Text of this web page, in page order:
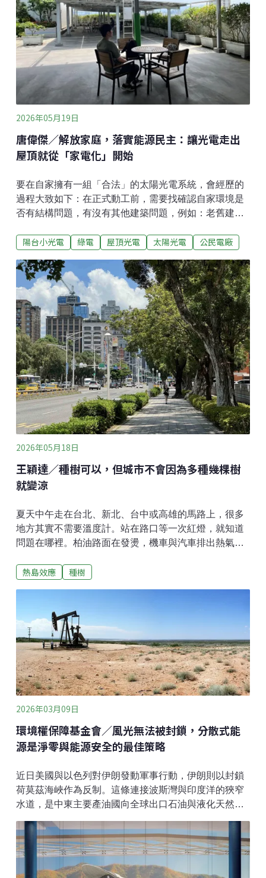
年底前達成30%面積納入保護範圍的目標，將更難實
現。此外，OECM重要的特徵以及和傳統保護區的不
同，在於它把傳統保護區的思維由「劃設禁區」轉變為
「多元治理」；由「政府主導」轉變為「社區／產業參
2026年05月19日
唐偉傑／解放家庭，落實能源民主：讓光電走出
屋頂就從「家電化」開始
要在自家擁有一組「合法」的太陽光電系統，會經歷的
過程大致如下：在正式動工前，需要找確認自家環境是
否有結構問題，有沒有其他建築問題，例如：老舊建
備案」，並處理複雜的免雜照證明；若涉及與電網的物
開端，完工後還需向能源署或地方機關申請「設備登
記」，並納入每年的光電模組回收費體系。其門檻之
高，讓參與再生能源發電成為了一種「特權」
（Privilege）。數據背後的困境——被遺忘的80%都市
公民如果說，行政程序的繁瑣尚能仰賴專業代辦，但都
會區的住宅型態，卻是民眾難以跨越的物理障礙。根據
民國109年人口及住宅普查，台灣有超過54% 的住宅為4
層樓以上的集合式住宅；在台北市與新北市，這一比例
更突破85%。這意味著，全台有超過半數、雙北甚至有
八成以上的居民，在現行屋頂光電的遊戲規則下，是難
以參與能源轉型的。
陽台小光電 綠電 屋頂光電 太陽光電 公民電廠
2026年05月18日
王穎達／種樹可以，但城市不會因為多種幾棵樹
就變涼
夏天中午走在台北、新北、台中或高雄的馬路上，很多
地方其實不需要溫度計。站在路口等一次紅燈，就知道
問題在哪裡。柏油路面在發燙，機車與汽車排出熱氣，
畸零樹穴切成一段一段。旁邊可能有幾棵行道樹，但樹
剩幾根枝條。這種城市，不會因為多辦幾場植樹活動就
變涼。環境部彭啟明部長近期提出都市林與都市種樹計
畫，想用綠蔭、遮蔽和植栽降溫，回應越來越嚴重的都
市高溫。方向本身可以理解。台灣城市太熱，早已超出
舒適度問題，牽涉公共健康、能源使用和氣候調適。但
令人擔心的是，政策溝通若把焦點放在「種樹」兩字，
認養、社區綠化來解決。這會讓問題失焦，也可能讓資
源配置走錯方向。台灣都市熱島的成因，不能只歸咎於
樹不夠。更大的問題在於，過
熱島效應 種樹
2026年03月09日
環境權保障基金會／風光無法被封鎖，分散式能
源是淨零與能源安全的最佳策略
近日美國與以色列對伊朗發動軍事行動，伊朗則以封鎖
荷莫茲海峽作為反制。這條連接波斯灣與印度洋的狹窄
水道，是中東主要產油國向全球出口石油與液化天然氣
擊。除了